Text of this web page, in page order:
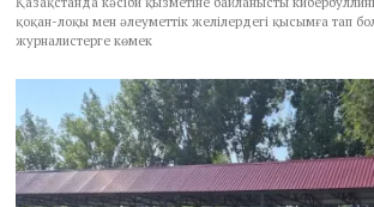
қоқан-лоқы мен әлеуметтік желілердегі қысымға тап
журналистерге көмек